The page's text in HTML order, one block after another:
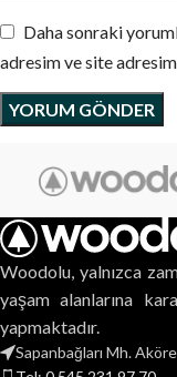
Daha sonraki
adresim ve site
Woodolu, yalnızca
yaşam alanlarına
yapmaktadır.
Sapanbağları Mh.